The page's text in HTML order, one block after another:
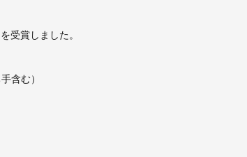
受賞しました。
含む）